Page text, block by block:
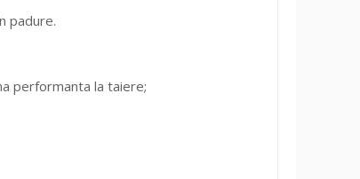
padure.
performanta la taiere;